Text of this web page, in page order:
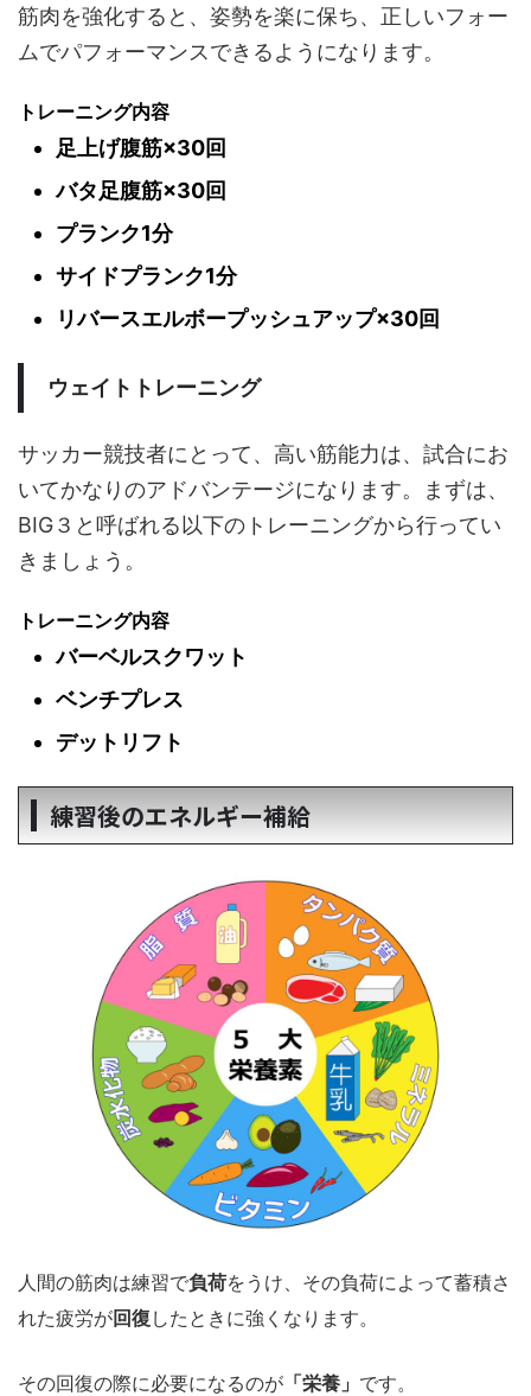
筋肉を強化すると、姿勢を楽に保ち、正しいフォー
ムでパフォーマンスできるようになります。
トレーニング内容
足上げ腹筋×30回
バタ足腹筋×30回
プランク1分
サイドプランク1分
リバースエルボープッシュアップ×30回
ウェイトトレーニング
サッカー競技者にとって、高い筋能力は、試合にお
いてかなりのアドバンテージになります。まずは、
BIG３と呼ばれる以下のトレーニングから行ってい
きましょう。
トレーニング内容
バーベルスクワット
ベンチプレス
デットリフト
練習後のエネルギー補給
人間の筋肉は練習で負荷をうけ、その負荷によって蓄積さ
れた疲労が回復 したときに強くなります。
その回復の際に必要になるのが 「栄養」 です。